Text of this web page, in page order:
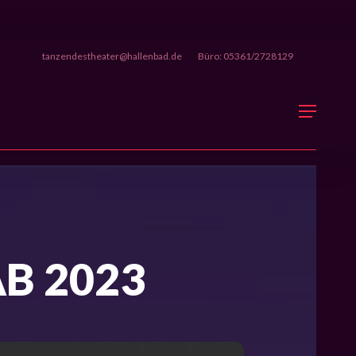
tanzendestheater@hallenbad.de Büro: 05361/2728129
Menu
2023